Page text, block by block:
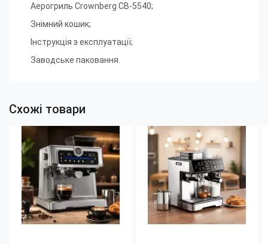
Аерогриль Crownberg CB-5540;
Знімний кошик;
Інструкція з експлуатації;
Заводське паковання.
Схожі товари